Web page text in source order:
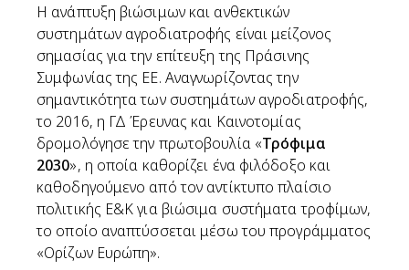
Η ανάπτυξη βιώσιμων και ανθεκτικών
συστημάτων αγροδιατροφής είναι μείζονος
σημασίας για την επίτευξη της Πράσινης
Συμφωνίας της ΕΕ. Αναγνωρίζοντας την
σημαντικότητα των συστημάτων αγροδιατροφής,
το 2016, η ΓΔ Έρευνας και Καινοτομίας
δρομολόγησε την πρωτοβουλία «Τρόφιμα
2030», η οποία καθορίζει ένα φιλόδοξο και
καθοδηγούμενο από τον αντίκτυπο πλαίσιο
πολιτικής Ε&Κ για βιώσιμα συστήματα τροφίμων,
το οποίο αναπτύσσεται μέσω του προγράμματος
«Ορίζων Ευρώπη».